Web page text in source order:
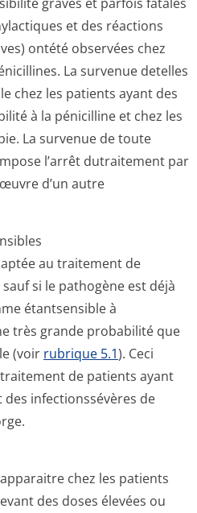
et des réactions
ontété observées chez
La survenue detelles
chez les patients ayant des
à la pénicilline et chez les
La survenue de toute
l’arrêt dutraitement par
d’un autre
au traitement de
si le pathogène est déjà
étantsensible à
très grande probabilité que
(voir rubrique 5.1). Ceci
de patients ayant
infectionssévères de
chez les patients
des doses élevées ou